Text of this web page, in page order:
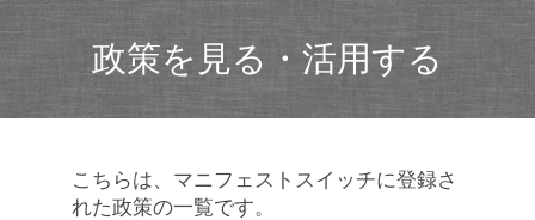
政策を見る・活用する
こちらは、マニフェストスイッチに登録さ
れた政策の一覧です。